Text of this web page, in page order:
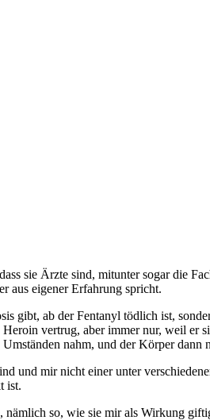
sie Ärzte sind, mitunter sogar die
aus eigener Erfahrung spricht.
gibt, ab der Fentanyl tödlich ist,
vertrug, aber immer nur, weil er
nahm, und der Körper dann
und mir nicht einer unter
ist.
so, wie sie mir als Wirkung